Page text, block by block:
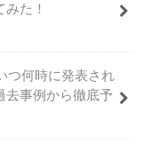
た！
つ何時に発表され
去事例から徹底予